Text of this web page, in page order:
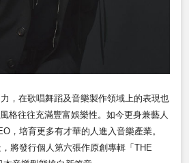
，在歌唱舞蹈及音樂製作領域上的表現也
格往往充滿豐富娛樂性。如今更身兼藝人
，培育更多有才華的人進入音樂產業。
將發行個人第六張作原創專輯「THE